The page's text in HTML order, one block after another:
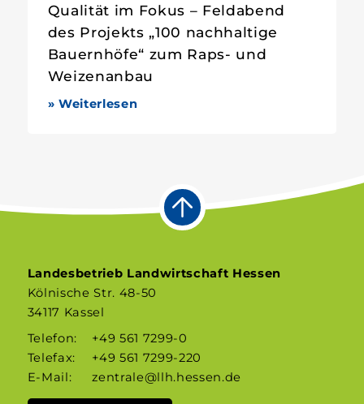
Qualität im Fokus – Feldabend
des Projekts „100 nachhaltige
Bauernhöfe“ zum Raps- und
Weizenanbau
» Weiterlesen
Landesbetrieb Landwirtschaft Hessen
Kölnische Str. 48-50
34117 Kassel
Telefon:
+49 561 7299-0
Telefax:
+49 561 7299-220
E-Mail:
zentrale@llh.hessen.de